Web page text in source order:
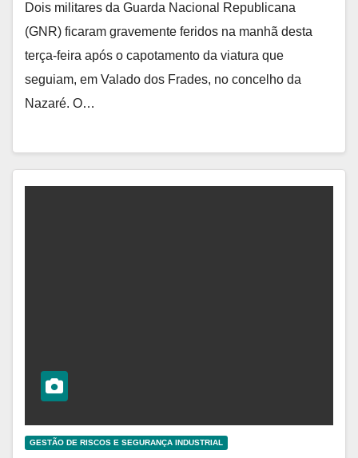
Dois militares da Guarda Nacional Republicana
(GNR) ficaram gravemente feridos na manhã desta
terça-feira após o capotamento da viatura que
seguiam, em Valado dos Frades, no concelho da
Nazaré. O…
GESTÃO DE RISCOS E SEGURANÇA INDUSTRIAL